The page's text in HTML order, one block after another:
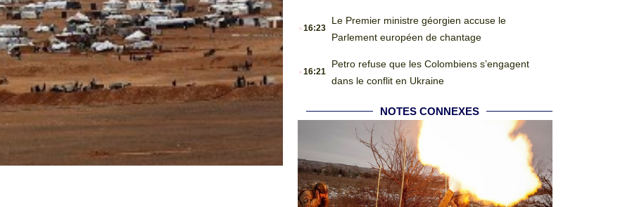
.16:23
Le Premier ministre géorgien accuse le
Parlement européen de chantage
.16:21
Petro refuse que les Colombiens s’engagent
dans le conflit en Ukraine
NOTES CONNEXES